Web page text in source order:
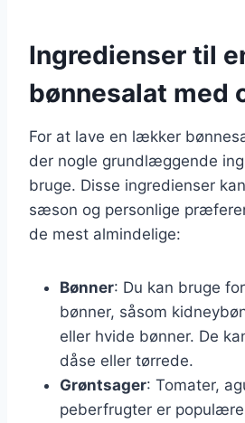
Ingredienser til
bønnesalat med
For at lave en lækker
der nogle grundlæggende
bruge. Disse ingredienser
sæson og personlige
de mest almindelige:
Bønner: Du kan bruge
bønner, såsom
eller hvide bønner. De
dåse eller tørrede.
Grøntsager: Tomater,
peberfrugter er